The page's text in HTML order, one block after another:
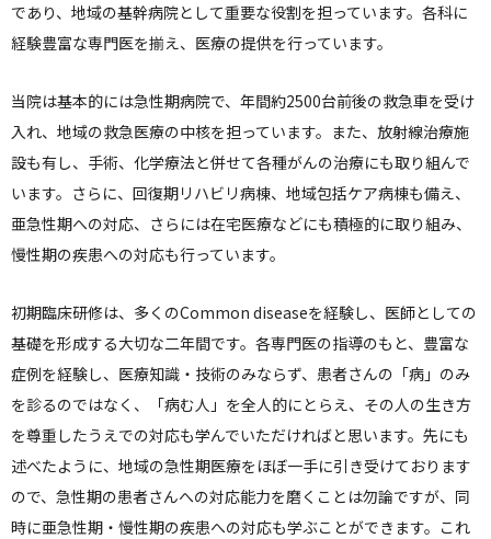
個人情報保護方針
院内感染対策指針
であり、地域の基幹病院として重要な役割を担っています。各科に
経験豊富な専門医を揃え、医療の提供を行っています。
当院は基本的には急性期病院で、年間約2500台前後の救急車を受け
入れ、地域の救急医療の中核を担っています。また、放射線治療施
設も有し、手術、化学療法と併せて各種がんの治療にも取り組んで
います。さらに、回復期リハビリ病棟、地域包括ケア病棟も備え、
亜急性期への対応、さらには在宅医療などにも積極的に取り組み、
慢性期の疾患への対応も行っています。
初期臨床研修は、多くのCommon diseaseを経験し、医師としての
基礎を形成する大切な二年間です。各専門医の指導のもと、豊富な
症例を経験し、医療知識・技術のみならず、患者さんの「病」のみ
を診るのではなく、「病む人」を全人的にとらえ、その人の生き方
を尊重したうえでの対応も学んでいただければと思います。先にも
述べたように、地域の急性期医療をほぼ一手に引き受けております
ので、急性期の患者さんへの対応能力を磨くことは勿論ですが、同
時に亜急性期・慢性期の疾患への対応も学ぶことができます。これ